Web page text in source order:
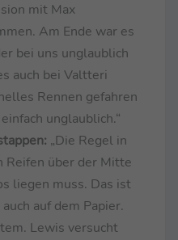
mit Max
Am Ende war es
bei uns unglaublich
auch bei Valtteri
Rennen gefahren
unglaublich.“
„Die Regel in
Reifen über der Mitte
liegen muss. Das ist
auf dem Papier.
Lewis versucht